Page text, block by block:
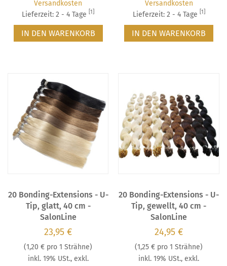
Versandkosten
Lieferzeit: 2 - 4 Tage [1]
IN DEN WARENKORB
Versandkosten
Lieferzeit: 2 - 4 Tage
[1]
IN DEN WARENKORB
20 Bonding-Extensions - U-
Tip, glatt, 40 cm -
SalonLine
23,95 €
(1,20 € pro 1 Strähne)
inkl. 19% USt., exkl.
20 Bonding-Extensions - U-
Tip, gewellt, 40 cm -
SalonLine
24,95 €
(1,25 € pro 1 Strähne)
inkl. 19% USt.,exkl.